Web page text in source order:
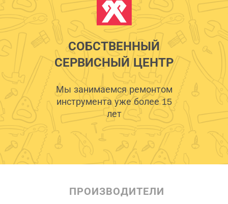
СОБСТВЕННЫЙ
СЕРВИСНЫЙ ЦЕНТР
Мы занимаемся ремонтом
инструмента уже более 15
лет
ПРОИЗВОДИТЕЛИ